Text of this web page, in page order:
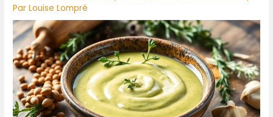
ParLouise Lompré